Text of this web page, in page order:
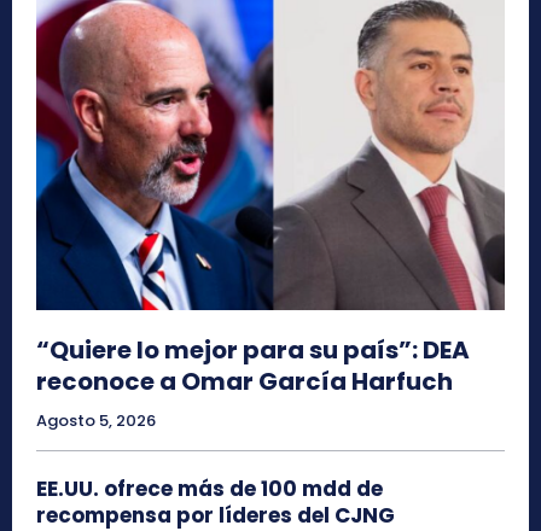
“Quiere lo mejor para su país”: DEA
reconoce a Omar García Harfuch
Agosto 5, 2026
EE.UU. ofrece más de 100 mdd de
recompensa por líderes del CJNG